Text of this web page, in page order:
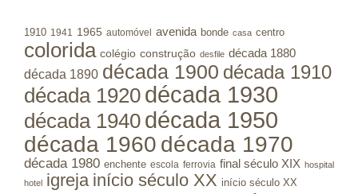
1910 1941 1965 automóvel avenida bonde casa centro
colorida colégio construção desfile década 1880
década 1890 década 1900 década 1910
década 1920 década 1930
década 1940 década 1950
década 1960 década 1970
década 1980 enchente escola ferrovia final século XIX hospital
hotel igreja início século XX início século XX